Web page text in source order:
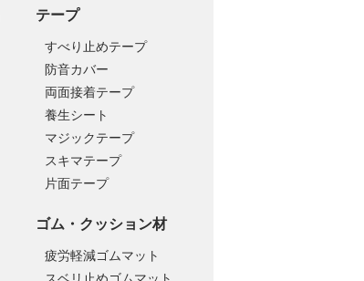
テープ
すべり止めテープ
防音カバー
両面接着テープ
養生シート
マジックテープ
スキマテープ
片面テープ
ゴム・クッション材
疲労軽減ゴムマット